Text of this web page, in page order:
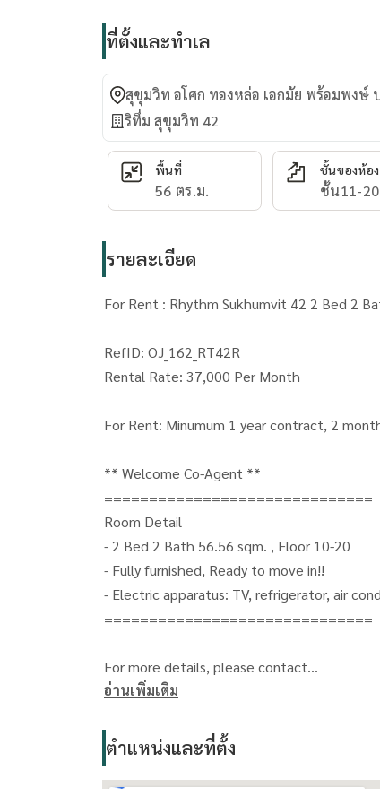
ที่ตั้งและทำเล
สุขุมวิท อโศก ทองหล่อ เอกมัย พร้อมพงษ์
ริทึ่ม สุขุมวิท 42
พื้นที่
56 ตร.ม.
ชั้นของห้อง
ชั้น11-20
รายละเอียด
For Rent : Rhythm Sukhumvit 42 2 Bed 2
RefID: OJ_162_RT42R
Rental Rate: 37,000 Per Month
For Rent: Minumum 1 year contract, 2
** Welcome Co-Agent **
==============================
Room Detail
- 2 Bed 2 Bath 56.56 sqm. , Floor 10-20
- Fully furnished, Ready to move in!!
- Electric apparatus: TV, refrigerator, air
==============================
For more details, please contact
Oonjai Property - Khun Gib
LINE: oonjai-property
==============================
อ่านเพิ่มเติม
ตำแหน่งและที่ตั้ง